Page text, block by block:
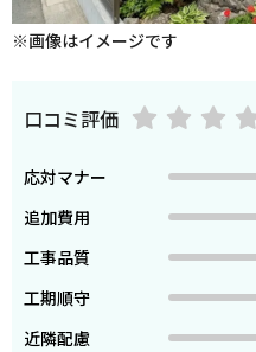
※画像はイメージです
口コミ評価
応対マナー
追加費用
工事品質
工期順守
近隣配慮